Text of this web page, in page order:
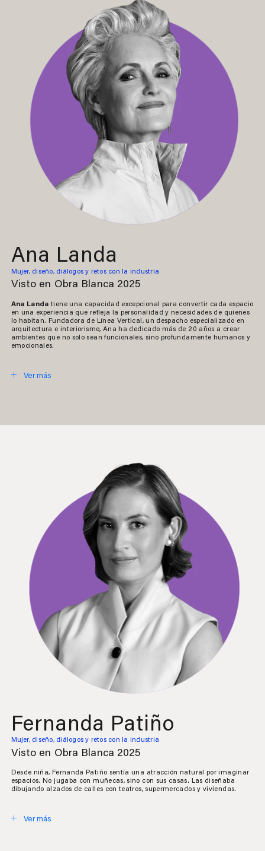
Ana Landa
Mujer, diseño, diálogos y retos con la industria
Visto en Obra Blanca 2025
Ana Landa tiene una capacidad excepcional para convertir cada espacio
en una experiencia que refleja la personalidad y necesidades de quienes
lo habitan. Fundadora de Línea Vertical, un despacho especializado en
arquitectura e interiorismo, Ana ha dedicado más de 20 años a crear
ambientes que no solo sean funcionales, sino profundamente humanos y
emocionales.
Ver más
Fernanda Patiño
Mujer, diseño, diálogos y retos con la industria
Visto en Obra Blanca 2025
Desde niña, Fernanda Patiño sentía una atracción natural por imaginar
espacios. No jugaba con muñecas, sino con sus casas. Las diseñaba
dibujando alzados de calles con teatros, supermercados y viviendas.
Ver más